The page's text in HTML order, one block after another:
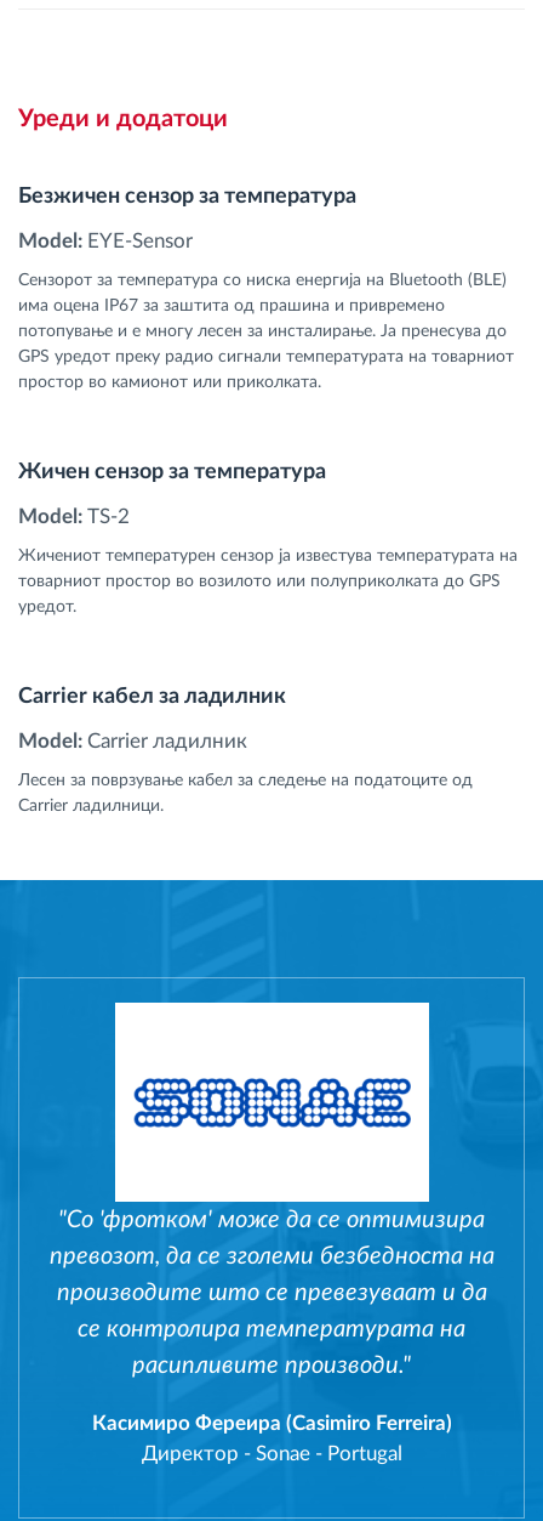
Уреди и додатоци
Безжичен сензор за температура
Model: EYE-Sensor
Сензорот за температура со ниска енергија на Bluetooth (BLE)
има оцена IP67 за заштита од прашина и привремено
потопување и е многу лесен за инсталирање. Ја пренесува до
GPS уредот преку радио сигнали температурата на товарниот
простор во камионот или приколката.
Жичен сензор за температура
Model: TS-2
Жичениот температурен сензор ја известува температурата на
товарниот простор во возилото или полуприколката до GPS
уредот.
Carrier кабел за ладилник
Model: Carrier ладилник
Лесен за поврзување кабел за следење на податоците од
Carrier ладилници.
"Со 'фротком' може да се оптимизира
превозот, да се зголеми безбедноста на
производите што се превезуваат и да
се контролира температурата на
расипливите производи."
Касимиро Фереира (Casimiro Ferreira)
Директор - Sonae - Portugal